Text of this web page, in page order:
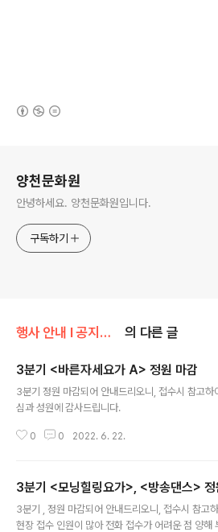
양천문화원
안녕하세요. 양천문화원입니다.
구독하기
행사 안내 Ι 공지사항/공지사항 의 다른 글
3분기 <바른자세요가 A> 정원 마감
3분기 정원 마감되어 안내드리오니, 접수시 참고
심과 성원에 감사드립니다.
0 0 2022. 6. 22.
3분기 <모닝힐링요가>, <방송댄스> 정
3분기 , 정원 마감되어 안내드리오니, 접수시 참고
현장 접수 인원이 많아 전화 접수가 어려운 점 양해